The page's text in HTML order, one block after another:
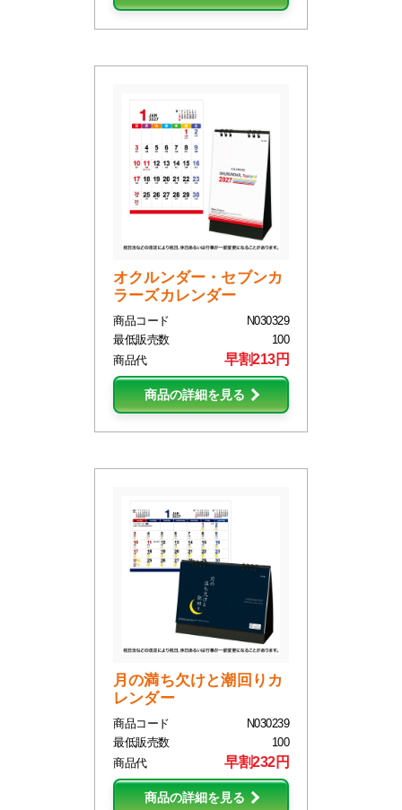
オクルンダー・セブンカ
ラーズカレンダー
商品コード
N030329
最低販売数
100
商品代
早割213円
商品の詳細を見る
月の満ち欠けと潮回りカ
レンダー
商品コード
N030239
最低販売数
100
商品代
早割232円
商品の詳細を見る